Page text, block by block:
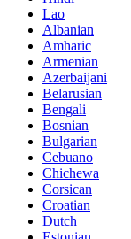
Lao
Albanian
Amharic
Armenian
Azerbaijani
Belarusian
Bengali
Bosnian
Bulgarian
Cebuano
Chichewa
Corsican
Croatian
Dutch